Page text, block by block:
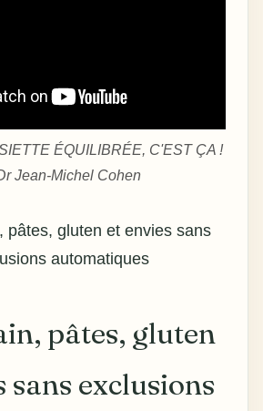
ÉQUILIBRÉE, C'EST ÇA !
Jean-Michel Cohen
pâtes, gluten
sans exclusions